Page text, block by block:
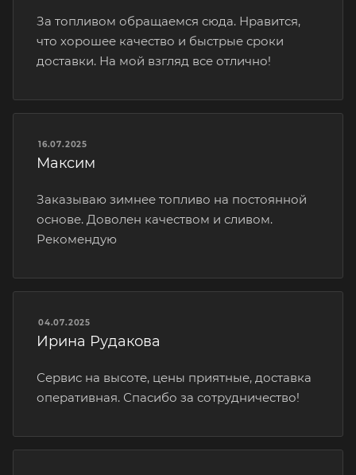
За топливом обращаемся сюда. Нравится,
что хорошее качество и быстрые сроки
доставки. На мой взгляд все отлично!
16.07.2025
Максим
Заказываю зимнее топливо на постоянной
основе. Доволен качеством и сливом.
Рекомендую
04.07.2025
Ирина Рудакова
Сервис на высоте, цены приятные, доставка
оперативная. Спасибо за сотрудничество!